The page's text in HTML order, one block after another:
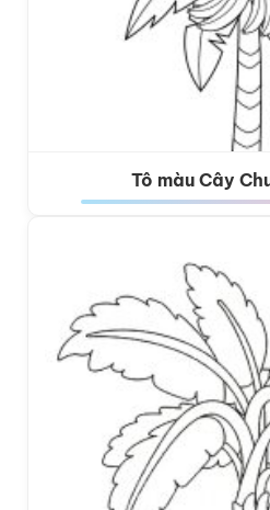
Tô màu Cây